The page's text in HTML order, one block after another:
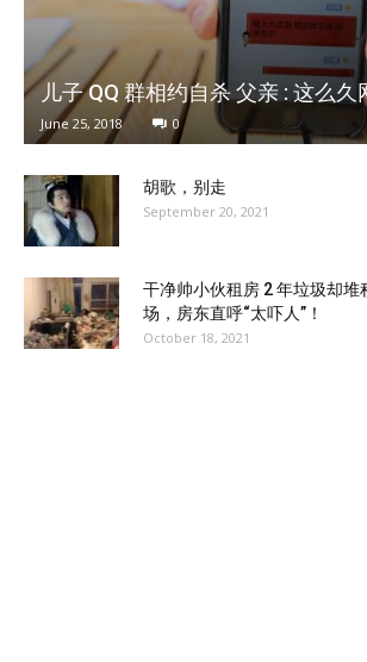
儿子 QQ 群相约自杀 父亲 : 这么久
June 25, 2018 0
胡歌，别走
September 20, 2021
干净帅小伙租房 2 年垃圾却堆
场，房东直呼“太吓人”！
October 18, 2021